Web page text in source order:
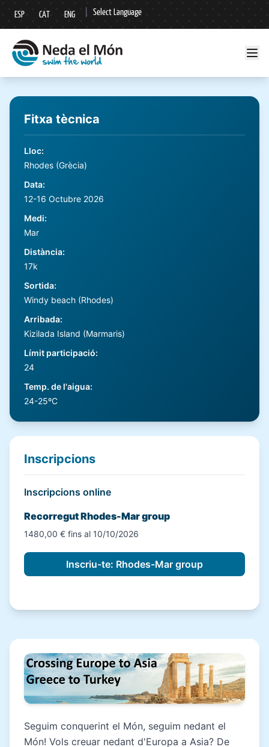
ESP CAT ENG Select Language
▼
Fitxa tècnica
Lloc:
Rhodes (Grècia)
Data:
12-16 Octubre 2026
Medi:
Mar
Distància:
17k
Sortida:
Windy beach (Rhodes)
Arribada:
Kizilada Island (Marmaris)
Límit participació:
24
Temp. de l'aigua:
24-25ºC
Inscripcions
Inscripcions online
Recorregut Rhodes-Mar group
1480,00 € fins al 10/10/2026
Seguim conquerint el Món, seguim nedant el
Món! Vols creuar nedant d'Europa a Asia? De